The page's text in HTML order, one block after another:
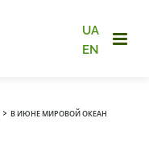
UA
EN
› В ИЮНЕ МИРОВОЙ ОКЕАН